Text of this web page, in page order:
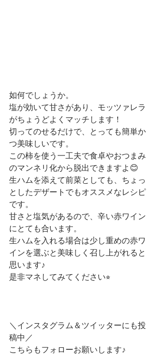
如何でしょうか。
塩が効いて甘さがあり、モッツァレラ
がちょうどよくマッチします！
切ってのせるだけで、とっても簡単か
つ美味しいです。
この柿を使う一工夫で食卓やおつまみ
のマンネリ化から脱出できますよ😊
生ハムを添えて前菜としても、ちょっ
としたデザートでもオススメなレシピ
です。
甘さと塩気があるので、辛い赤ワイン
にとても合います。
生ハムを入れる場合は少し重めの赤ワ
インを選ぶと美味しく召し上がれると
思います♪
是非マネしてみてください⭐︎
＼インスタグラム＆ツイッターにも投
稿中／
こちらもフォローお願いします♪